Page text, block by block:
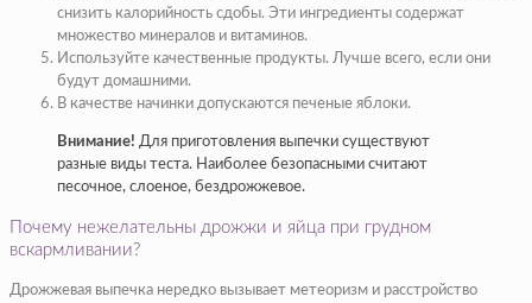
снизить калорийность сдобы. Эти ингредиенты содержат
множество минералов и витаминов.
Используйте качественные продукты. Лучше всего, если они
будут домашними.
В качестве начинки допускаются печеные яблоки.
Внимание! Для приготовления выпечки существуют
разные виды теста. Наиболее безопасными считают
песочное, слоеное, бездрожжевое.
Почему нежелательны дрожжи и яйца при грудном
вскармливании?
Дрожжевая выпечка нередко вызывает метеоризм и расстройство